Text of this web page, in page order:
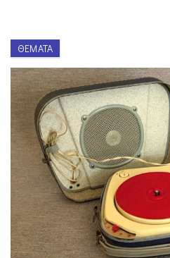
ΘΈΜΑΤΑ